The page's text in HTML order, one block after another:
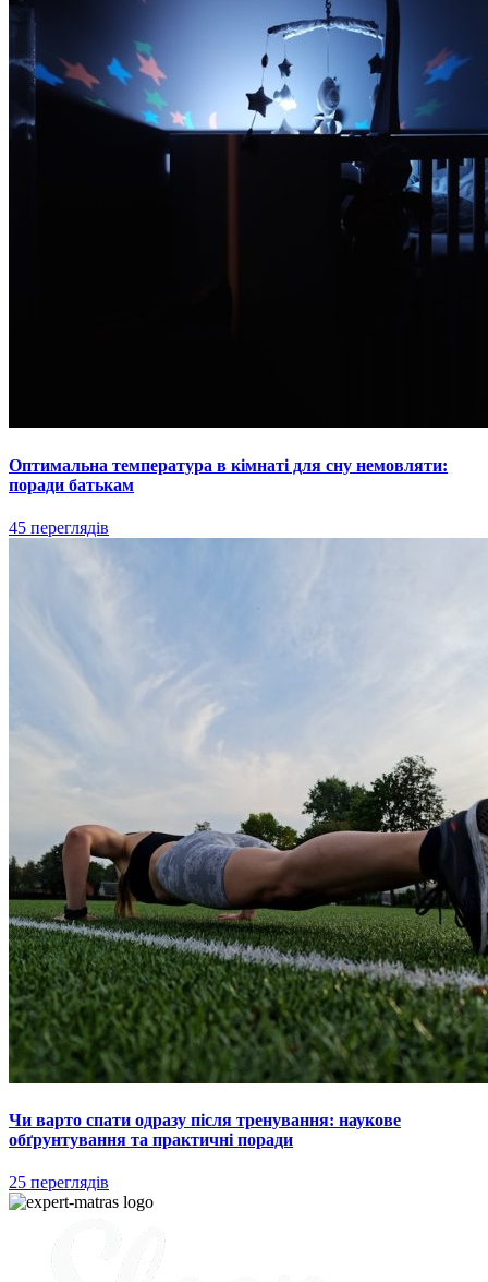
Оптимальна температура в кімнаті для сну немовляти:
поради батькам
45 переглядів
Чи варто спати одразу після тренування: наукове
обґрунтування та практичні поради
25 переглядів